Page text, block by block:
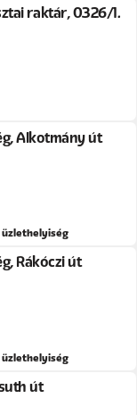
raktár, 0326/1.
Alkotmány út
Rákóczi út
út